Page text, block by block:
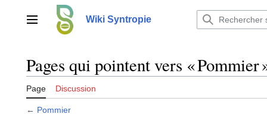
contenuMenu principalWiki Syntropie
Pages qui pointent vers « Pommier
Page Discussion
← Pommier